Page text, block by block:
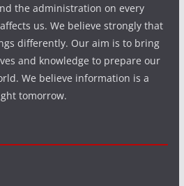
the administration on every
us. We believe strongly that
differently. Our aim is to bring
and knowledge to prepare our
We believe information is a
tomorrow.